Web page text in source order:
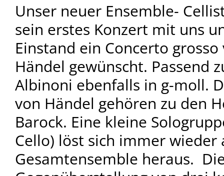
Unser neuer Ensemble-
sein erstes Konzert mit uns
Einstand ein Concerto
Händel gewünscht. Passend
Albinoni ebenfalls in g-moll.
von Händel gehören zu den
Barock. Eine kleine
Cello) löst sich immer wieder
Gesamtensemble heraus.